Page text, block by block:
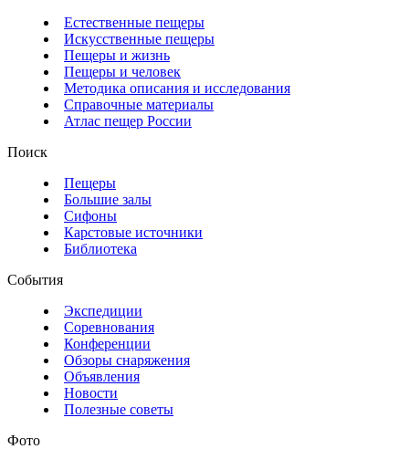
Естественные пещеры
Искусственные пещеры
Пещеры и жизнь
Пещеры и человек
Методика описания и исследования
Справочные материалы
Атлас пещер России
Поиск
Пещеры
Большие залы
Сифоны
Карстовые источники
Библиотека
События
Экспедиции
Соревнования
Конференции
Обзоры снаряжения
Объявления
Новости
Полезные советы
Фото